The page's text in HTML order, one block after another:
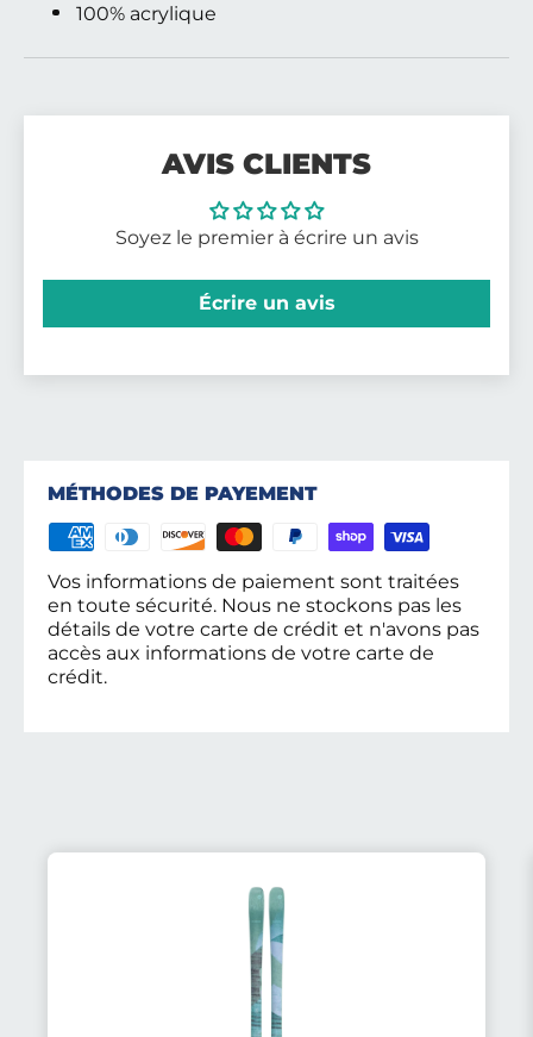
100% acrylique
AVIS CLIENTS
Soyez le premier à écrire un avis
Écrire un avis
MÉTHODES DE PAYEMENT
Vos informations de paiement sont traitées
en toute sécurité. Nous ne stockons pas les
détails de votre carte de crédit et n'avons pas
accès aux informations de votre carte de
crédit.